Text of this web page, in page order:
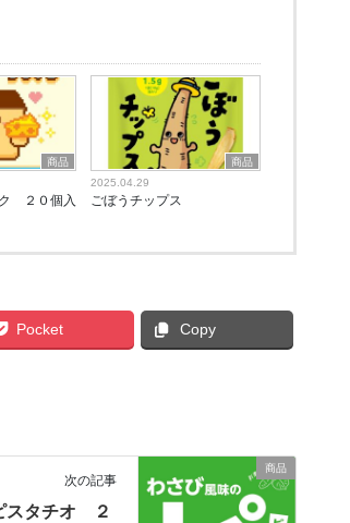
商品
２０個入
商品
2025.04.29
ごぼうチップス
Pocket Copy
商品
次の記事
スタチオ ２